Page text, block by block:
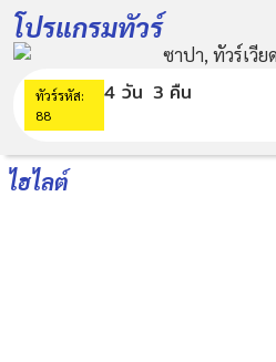
โปรแกรมทัวร์
ทัวร์รหัส:
88
4 วัน 3 คืน
ไฮไลต์